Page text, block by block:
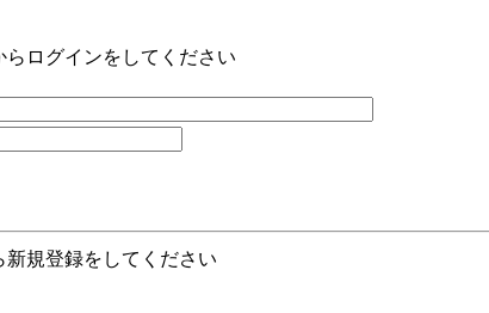
ログインをしてください
規登録をしてください